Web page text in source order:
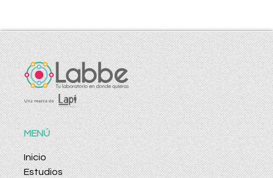
MENÚ
Inicio
Estudios